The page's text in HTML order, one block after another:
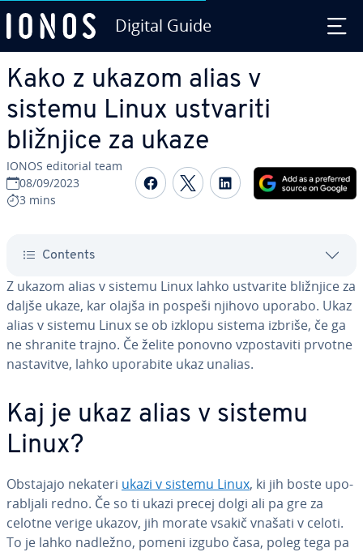
Digital Guide
Kako z ukazom alias v
sistemu Linux ustvariti
bližnjice za ukaze
IONOS editorial team
08/09/2023
3 mins
Share on Facebook
Share on Twitter
Share on
Contents
Z ukazom alias v sistemu Linux lahko ustvarite bližnjice za
daljše ukaze, kar olajša in pospeši njihovo uporabo. Ukaz
alias v sistemu Linux se ob izklopu sistema izbriše, če ga
ne shranite trajno. Če želite ponovno vzpo­sta­vi­ti prvotne
na­sta­vi­tve, lahko uporabite ukaz unalias.
Kaj je ukaz alias v sistemu
Linux?
Obstajajo nekateri ukazi v sistemu Linux, ki jih boste upo­
ra­blja­li redno. Če so ti ukazi precej dolgi ali pa gre za
celotne verige ukazov, jih morate vsakič vnašati v celoti.
To je lahko nadležno, pomeni izgubo časa, poleg tega pa